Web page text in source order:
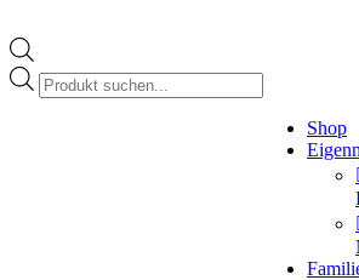
Products
search
Shop